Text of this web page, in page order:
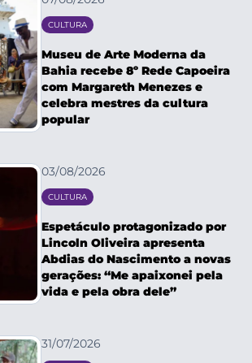
CULTURA
Museu de Arte Moderna da
Bahia recebe 8º Rede Capoeira
com Margareth Menezes e
celebra mestres da cultura
popular
03/08/2026
CULTURA
Espetáculo protagonizado por
Lincoln Oliveira apresenta
Abdias do Nascimento a novas
gerações: “Me apaixonei pela
vida e pela obra dele”
31/07/2026